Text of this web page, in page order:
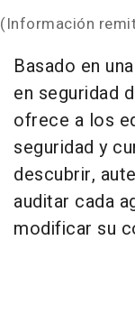
(Información
Basado en
en seguridad
ofrece a los
seguridad y
descubrir,
auditar cada
modificar su